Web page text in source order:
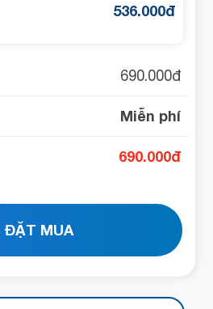
536.000đ
690.000đ
Miễn phí
690.000đ